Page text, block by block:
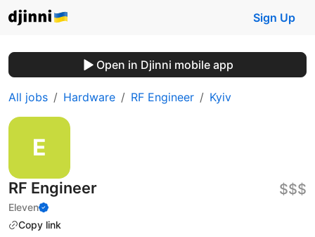
Sign Up
Open in Djinni mobile app
All jobs Hardware RF Engineer Kyiv
RF Engineer
Eleven
Copy link
$$$